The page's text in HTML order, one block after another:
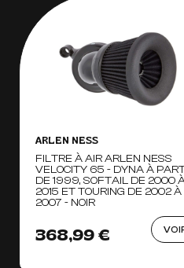
ARLEN NESS
FILTRE À AIR ARLEN NESS
VELOCITY 65 - DYNA À
DE 1999, SOFTAIL DE 2000
2015 ET TOURING DE 2002 À
2007 - NOIR
368,99 €